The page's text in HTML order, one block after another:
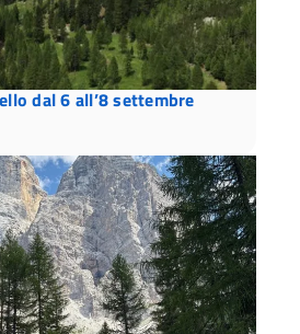
dal 6 all’8 settembre